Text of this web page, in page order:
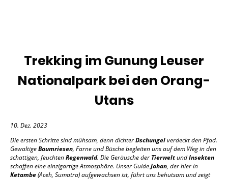
Trekking im Gunung Leuser
Nationalpark bei den Orang-
Utans
10. Dez. 2023
Die ersten Schritte sind mühsam, denn dichterDschungelverdeckt den Pfad.
GewaltigeBaumriesen, Farne und Büsche begleiten uns auf dem Weg in den
schattigen, feuchtenRegenwald. Die Geräusche der TierweltundInsekten
schaffen eine einzigartige Atmosphäre. Unser GuideJohan, der hier in
Ketambe(Aceh, Sumatra) aufgewachsen ist, führt uns behutsam und zeigt